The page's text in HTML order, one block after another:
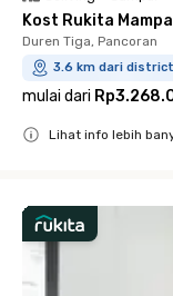
Kost Rukita
Duren Tiga, Pancoran
3.6 km dari
mulai dari
Lihat info lebih